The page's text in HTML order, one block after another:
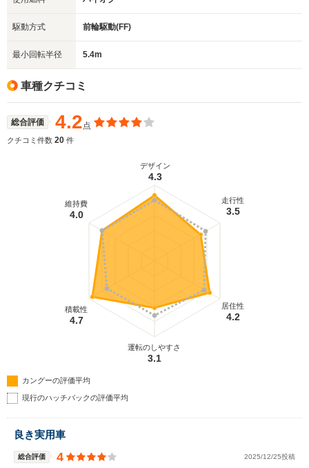
駆動方式 前輪駆動(FF)
最小回転半径 5.4m
車種クチコミ
総合評価 4.2点
クチコミ件数 20 件
デザイン
4.3
走行性
3.5
居住性
4.2
運転のしやすさ
3.1
積載性
4.7
維持費
4.0
カングーの評価平均
現行のハッチバックの評価平均
良き実用車
総合評価 4 2025/12/25投稿